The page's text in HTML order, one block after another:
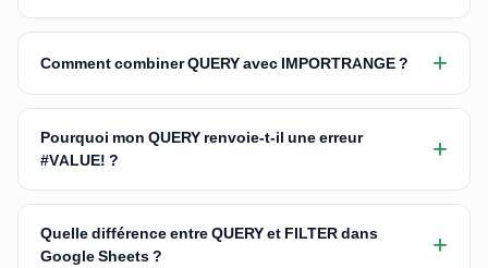
Comment combiner QUERY avec IMPORTRANGE ? +
Pourquoi mon QUERY renvoie-t-il une erreur
#VALUE! ?
+
Quelle différence entre QUERY et FILTER dans
Google Sheets ?
+